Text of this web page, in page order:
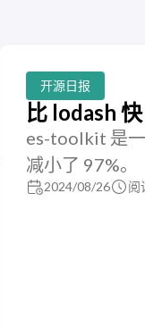
开源日报
比 lodash
es-toolkit 是
减小了 97%。
2024/08/26 阅